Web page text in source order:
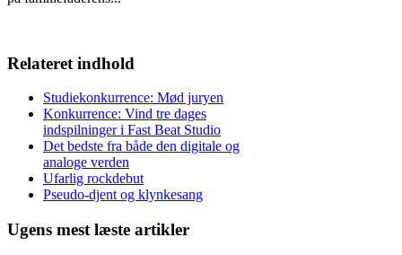
Relateret indhold
Studiekonkurrence: Mød juryen
Konkurrence: Vind tre dages
indspilninger i Fast Beat Studio
Det bedste fra både den digitale og
analoge verden
Ufarlig rockdebut
Pseudo-djent og klynkesang
Ugens mest læste artikler